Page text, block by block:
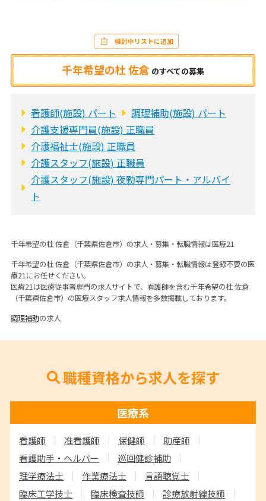
千年希望の杜 佐倉 のすべての募集
検討中リストに追加
看護師(施設) パート
調理補助(施設) パート
介護支援専門員(施設) 正職員
介護福祉士(施設) 正職員
介護スタッフ(施設) 正職員
介護スタッフ(施設) 夜勤専門パート・アルバイ
ト
千年希望の杜 佐倉（千葉県佐倉市）の求人・募集・転職情報は医療21
千年希望の杜 佐倉（千葉県佐倉市）の求人・募集・転職情報は登録不要の医
療21にお任せください。
医療21は医療従事者専門の求人サイトで、看護師を含む千年希望の杜 佐倉
（千葉県佐倉市）の医療スタッフ求人情報を多数掲載しております。
調理補助の求人
職種資格から求人を探す
医療系
看護師 准看護師 保健師
助産師
看護助手・ヘルパー
巡回健診補助
理学療法士
作業療法士
言語聴覚士
臨床工学技士
臨床検査技師
診療放射線技師